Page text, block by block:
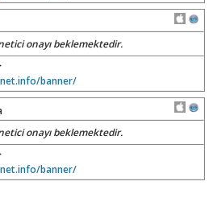
onayı beklemektedir.
banner/
onayı beklemektedir.
banner/